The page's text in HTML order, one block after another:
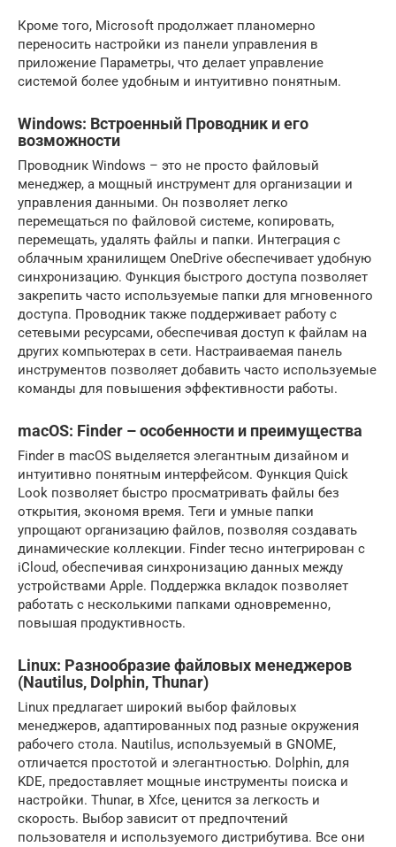
Кроме того, Microsoft продолжает планомерно
переносить настройки из панели управления в
приложение Параметры, что делает управление
системой более удобным и интуитивно понятным.
Windows: Встроенный Проводник и его
возможности
Проводник Windows – это не просто файловый
менеджер, а мощный инструмент для организации и
управления данными. Он позволяет легко
перемещаться по файловой системе, копировать,
перемещать, удалять файлы и папки. Интеграция с
облачным хранилищем OneDrive обеспечивает удобную
синхронизацию. Функция быстрого доступа позволяет
закрепить часто используемые папки для мгновенного
доступа. Проводник также поддерживает работу с
сетевыми ресурсами, обеспечивая доступ к файлам на
других компьютерах в сети. Настраиваемая панель
инструментов позволяет добавить часто используемые
команды для повышения эффективности работы.
macOS: Finder – особенности и преимущества
Finder в macOS выделяется элегантным дизайном и
интуитивно понятным интерфейсом. Функция Quick
Look позволяет быстро просматривать файлы без
открытия, экономя время. Теги и умные папки
упрощают организацию файлов, позволяя создавать
динамические коллекции. Finder тесно интегрирован с
iCloud, обеспечивая синхронизацию данных между
устройствами Apple. Поддержка вкладок позволяет
работать с несколькими папками одновременно,
повышая продуктивность.
Linux: Разнообразие файловых менеджеров
(Nautilus, Dolphin, Thunar)
Linux предлагает широкий выбор файловых
менеджеров, адаптированных под разные окружения
рабочего стола. Nautilus, используемый в GNOME,
отличается простотой и элегантностью. Dolphin, для
KDE, предоставляет мощные инструменты поиска и
настройки. Thunar, в Xfce, ценится за легкость и
скорость. Выбор зависит от предпочтений
пользователя и используемого дистрибутива. Все они